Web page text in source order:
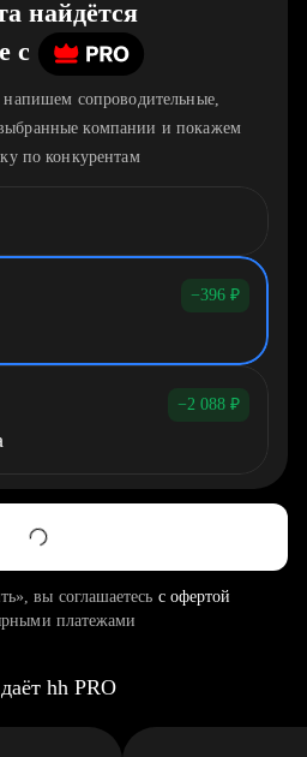
найдётся
c
сопроводительные,
компании и покажем
по конкурентам
−396 ₽
−2 088 ₽
вы соглашаетесь с офертой
платежами
hh PRO